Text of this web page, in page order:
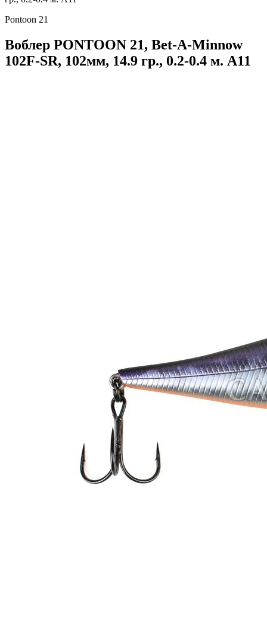
Pontoon 21
Воблер PONTOON 21, Bet-A-Minnow
102F-SR, 102мм, 14.9 гр., 0.2-0.4 м. A11